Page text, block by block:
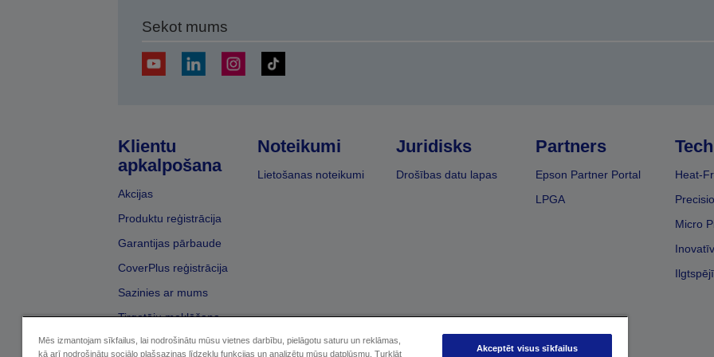
Sekot mums
Klientu
apkalpošana
Akcijas
Produktu reģistrācija
Garantijas pārbaude
CoverPlus reģistrācija
Sazinies ar mums
Tirgotāju meklēšana
Noteikumi
Lietošanas noteikumi
Juridisks
Drošības datu lapas
Partners
Epson Partner Portal
LPGA
Heat-
Micro
Mēs izmantojam sīkfailus, lai nodrošinātu mūsu vietnes darbību, pielāgotu saturu un reklāmas,
kā arī nodrošinātu sociālo plašsaziņas līdzekļu funkcijas un analizētu mūsu datplūsmu. Turklāt
Akceptēt visus sīkfailus